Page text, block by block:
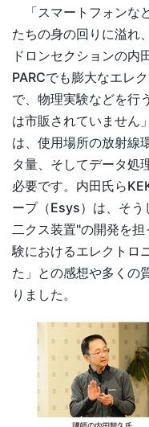
「スマートフォンな
たちの身の回りに溢れ
ドロンセクションの
PARCでも膨大なエレ
で、物理実験などを行
は市販されていません
は、使用場所の放射線
タ量、そしてデータ処
必要です。内田氏ら
ープ（Esys）は、そう
二クス装置"の開発を
験におけるエレクトロ
た」との感想や多くの
りました。